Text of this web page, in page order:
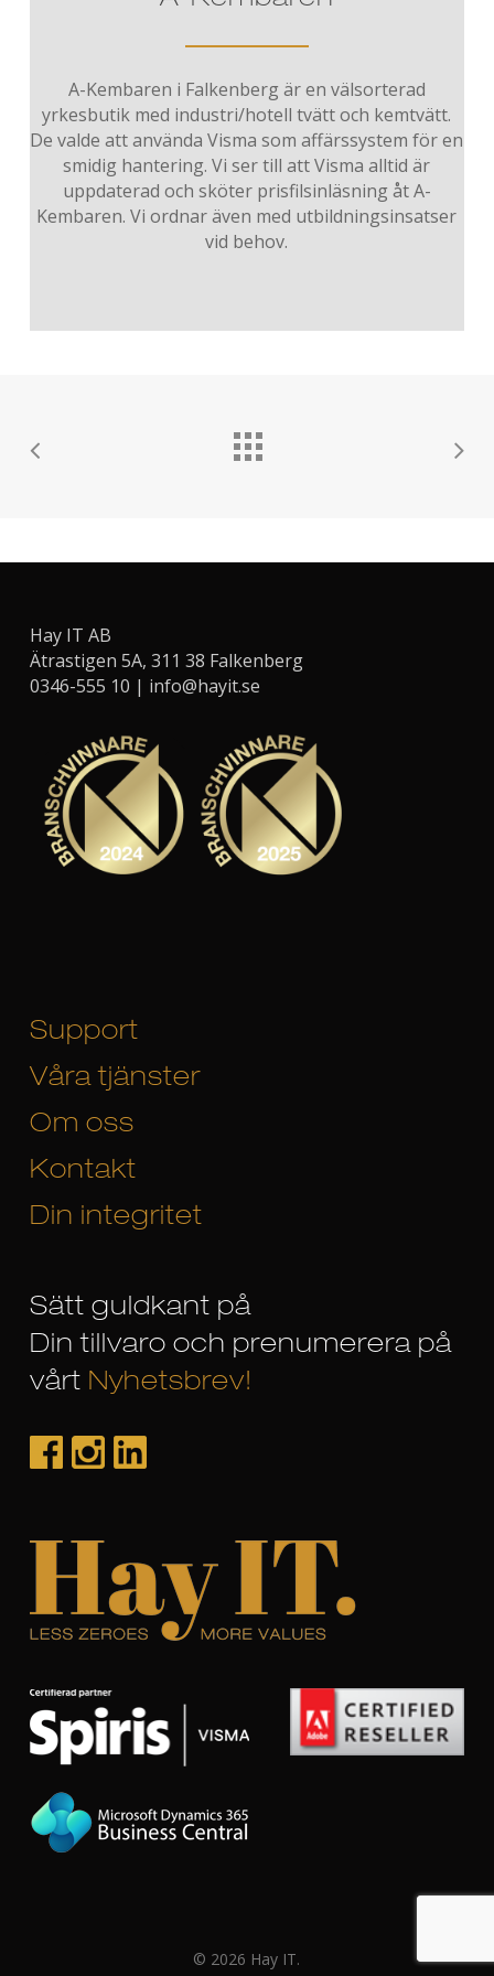
A-Kembaren i Falkenberg är en välsorterad
yrkesbutik med industri/hotell tvätt och kemtvätt.
De valde att använda Visma som affärssystem för en
smidig hantering. Vi ser till att Visma alltid är
uppdaterad och sköter prisfilsinläsning åt A-
Kembaren. Vi ordnar även med utbildningsinsatser
vid behov.
Hay IT AB
Ätrastigen 5A, 311 38 Falkenberg
0346-555 10 | info@hayit.se
Support
Våra tjänster
Om oss
Kontakt
Din integritet
Sätt guldkant på
Din tillvaro och prenumerera på
vårt Nyhetsbrev!
© 2026 Hay IT.